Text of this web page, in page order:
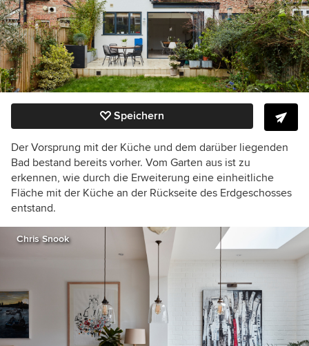
Speichern
Der Vorsprung mit der Küche und dem darüber liegenden
Bad bestand bereits vorher. Vom Garten aus ist zu
erkennen, wie durch die Erweiterung eine einheitliche
Fläche mit der Küche an der Rückseite des Erdgeschosses
entstand.
Chris Snook